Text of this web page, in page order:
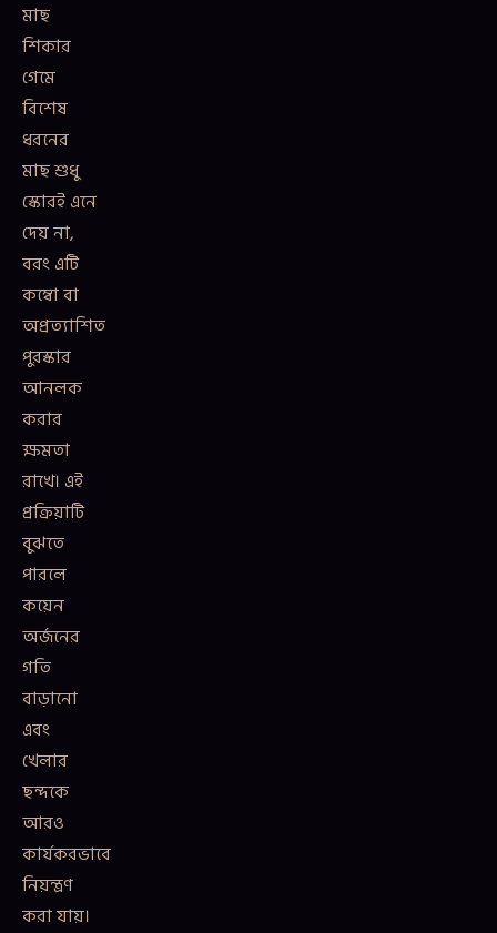
মাছ
শিকার
গেমে
বিশেষ
ধরনের
মাছ শুধু
স্কোরই এনে
দেয় না,
বরং এটি
কম্বো বা
অপ্রত্যাশিত
পুরস্কার
আনলক
করার
ক্ষমতা
রাখে। এই
প্রক্রিয়াটি
বুঝতে
পারলে
কয়েন
অর্জনের
গতি
বাড়ানো
এবং
খেলার
ছন্দকে
আরও
কার্যকরভাবে
নিয়ন্ত্রণ
করা যায়।